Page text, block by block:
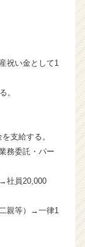
祝い金として1
。
支給する。
務委託・パー
社員20,000
親等）→一律1